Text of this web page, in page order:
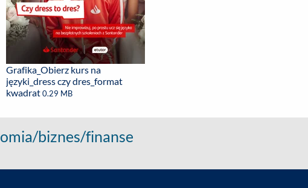
Grafika_Obierz kurs na
języki_dress czy dres_format
kwadrat0.29 MB
biznes/finanse